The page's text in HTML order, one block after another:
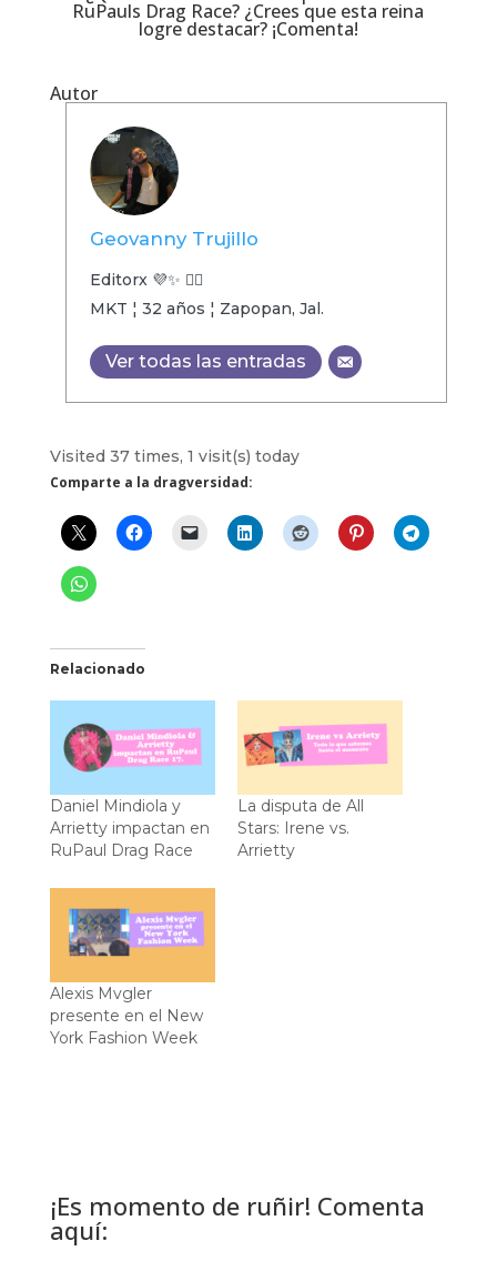
RuPauls Drag Race? ¿Crees que esta reina
logre destacar? ¡Comenta!
Autor
Geovanny Trujillo
Editorx 💜✨ 🏳️‍🌈
MKT ¦ 32 años ¦ Zapopan, Jal.
Ver todas las entradas
Visited 37 times, 1 visit(s) today
Comparte a la dragversidad:
Relacionado
Daniel Mindiola y
Arrietty impactan en
RuPaul Drag Race
La disputa de All
Stars: Irene vs.
Arrietty
Alexis Mvgler
presente en el New
York Fashion Week
¡Es momento de ruñir! Comenta
aquí: